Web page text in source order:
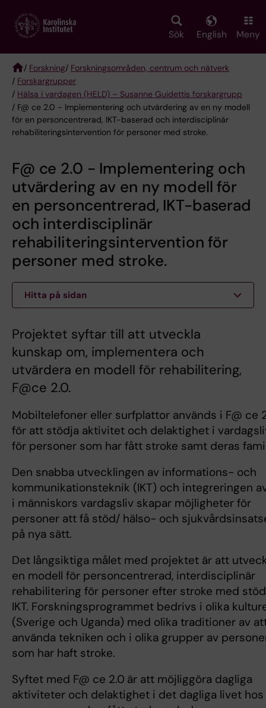
main
Sök English Meny
Breadcrumb
/ Forskning/ Forskningsområden, centrum och nätverk
/ Forskargrupper
/ Hälsa i vardagen (HELD) – Susanne Guidettis forskargrupp
/ F@ ce 2.0 - Implementering och utvärdering av en ny modell
för en personcentrerad, IKT-baserad och interdisciplinär
rehabiliteringsintervention för personer med stroke.
F@ ce 2.0 - Implementering och
utvärdering av en ny modell för
en personcentrerad, IKT-baserad
och interdisciplinär
rehabiliteringsintervention för
personer med stroke.
Hitta på sidan
Projektet syftar till att utveckla
kunskap om, implementera och
utvärdera en modell för rehabilitering,
F@ce 2.0.
Mobiltelefoner eller surfplattor används i F@ ce
för att stödja aktivitet och delaktighet i
för personer som har fått stroke samt deras
Den snabba utvecklingen av informations- och
kommunikationsteknik (IKT) och integreringen
i människors vardagsliv skapar möjligheter för
personer att få stöd/ hälso- och
på nya sätt.
Det långsiktiga målet med projektet är att
en modell för personcentrerad, interdisciplinär
rehabilitering för personer efter stroke med
IKT. Forskningsprogrammet bedrivs i olika
(Sverige och Uganda) med olika traditioner av
använda tekniken och i olika grupper av
som har haft stroke.
Syftet med F@ ce 2.0 är att möjliggöra dagliga
aktiviteter och delaktighet i det dagliga livet hos